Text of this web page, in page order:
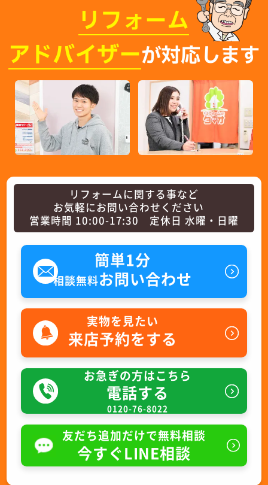
リフォーム
アドバイザーが対応します
リフォームに関する事など
お気軽にお問い合わせください
営業時間 10:00-17:30 定休日 水曜・日曜
簡単1分
相談無料お問い合わせ
実物を見たい
来店予約をする
お急ぎの方はこちら
電話する
0120-76-8022
友だち追加だけで無料相談
今すぐLINE相談